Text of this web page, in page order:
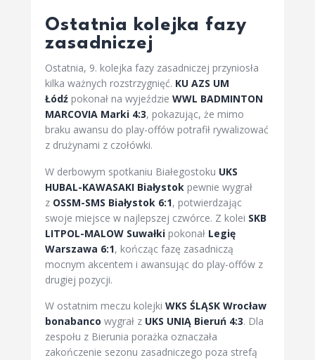
Ostatnia kolejka fazy
zasadniczej
Ostatnia, 9. kolejka fazy zasadniczej przyniosła
kilka ważnych rozstrzygnięć. KU AZS UM
Łódź pokonał na wyjeździe WWL BADMINTON
MARCOVIA Marki 4:3, pokazując, że mimo
braku awansu do play-offów potrafił rywalizować
z drużynami z czołówki.
W derbowym spotkaniu Białegostoku UKS
HUBAL-KAWASAKI Białystok pewnie wygrał
z OSSM-SMS Białystok 6:1, potwierdzając
swoje miejsce w najlepszej czwórce. Z kolei SKB
LITPOL-MALOW Suwałki pokonał Legię
Warszawa 6:1, kończąc fazę zasadniczą
mocnym akcentem i awansując do play-offów z
drugiej pozycji.
W ostatnim meczu kolejki WKS ŚLĄSK Wrocław
bonabanco wygrał z UKS UNIĄ Bieruń 4:3. Dla
zespołu z Bierunia porażka oznaczała
zakończenie sezonu zasadniczego poza strefą